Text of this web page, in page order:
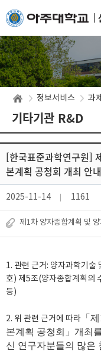
정보서비스 과
기타기관 R&D
[한국표준과학연구원]
본계획 공청회 개최 안내
2025-11-14 1161
1. 관련 근거: 양자과학기
호) 제5조(양자종합계획의
등)
2. 위 관련 근거에 따라 「
본계획 공청회 」개최
신 연구자분들의 많은